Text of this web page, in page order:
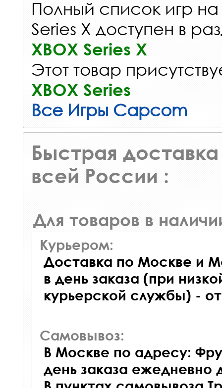
Полный список игр на
Series X доступен в
XBOX Series X
Этот товар
XBOX Series
Все Игры Capcom
Быстрая доставка
всей России :
Для товаров в
Курьером:
Доставка по Москве и
в день заказа (при
курьерской службы) -
Самовывоз:
В Москве по адресу:
день заказа ежедневно